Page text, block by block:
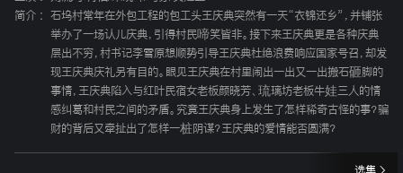
简介 :
石坞村常年在外包工程的包工头王庆典突然有一天“衣锦还乡”，并铺张
举办了一场认儿庆典，引得村民啼笑皆非。接下来王庆典更是各种庆典
层出不穷，村书记李雪原想顺势引导王庆典杜绝浪费响应国家号召，却发
现王庆典庆礼另有目的。眼见王庆典在村里闹出一出又一出搬石砸脚的
事情，王庆典陷入与红叶民宿女老板颜晓芳、琉璃坊老板牛娃三人的情
感纠葛和村民之间的矛盾。究竟王庆典身上发生了怎样稀奇古怪的事？骗
财的背后又牵扯出了怎样一桩阴谋？王庆典的爱情能否圆满？
选集